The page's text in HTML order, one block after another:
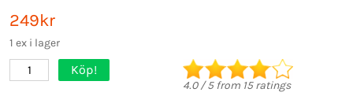
249kr
1 ex i lager
1 Köp!
4.0/5from 15ratings